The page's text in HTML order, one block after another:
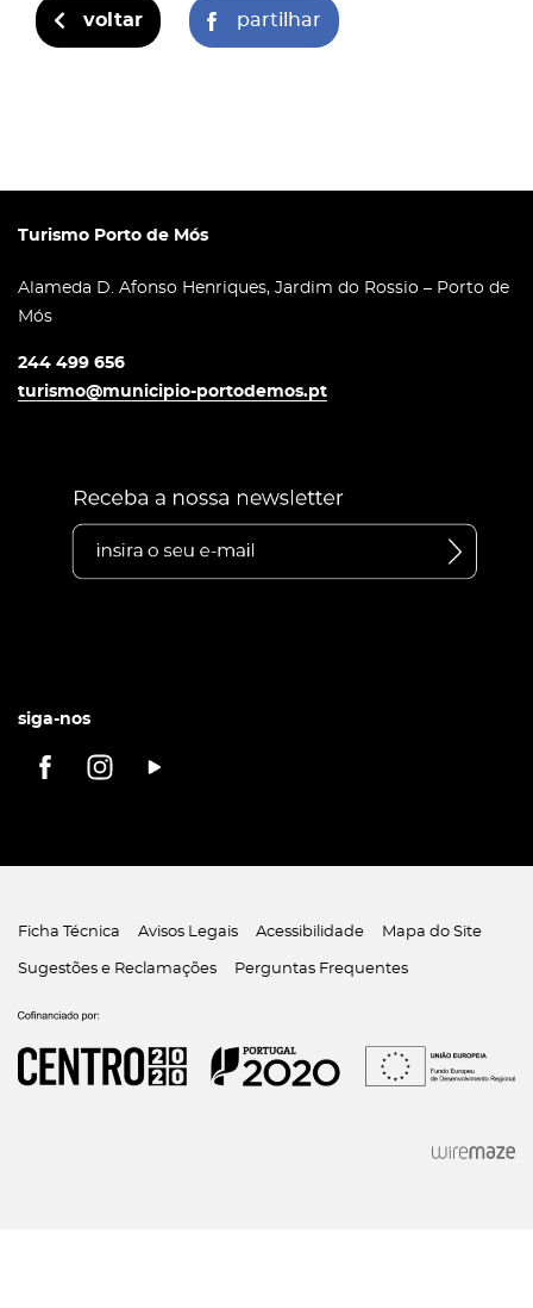
voltar partilhar
Turismo Porto de Mós
Alameda D. Afonso Henriques, Jardim do Rossio – Porto de
Mós
244 499 656
turismo@municipio-portodemos.pt
siga-nos
Ficha Técnica Avisos Legais Acessibilidade Mapa do Site
Sugestões e Reclamações Perguntas Frequentes